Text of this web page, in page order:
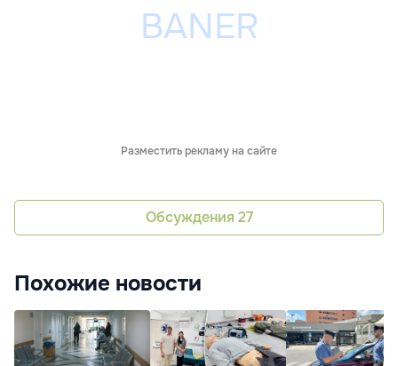
Разместить рекламу на сайте
Обсуждения 27
Похожие новости